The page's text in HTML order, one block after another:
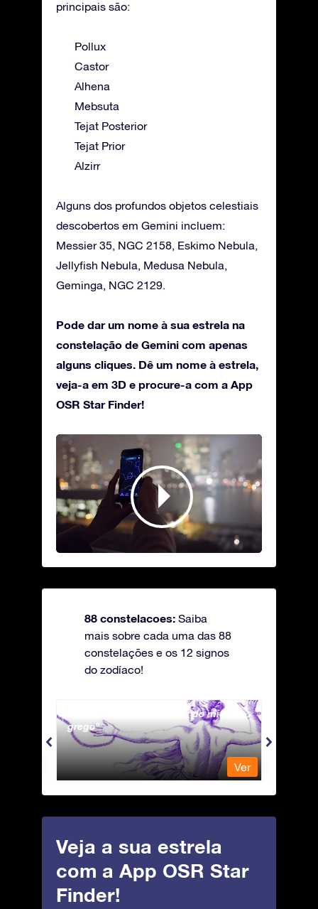
principais são:
Pollux
Castor
Alhena
Mebsuta
Tejat Posterior
Tejat Prior
Alzirr
Alguns dos profundos objetos celestiais
descobertos em Gemini incluem:
Messier 35, NGC 2158, Eskimo Nebula,
Jellyfish Nebula, Medusa Nebula,
Geminga, NGC 2129.
Pode dar um nome à sua estrela na
constelação de Gemini com apenas
alguns cliques. Dê um nome à estrela,
veja-a em 3D e procure-a com a App
OSR Star Finder!
88 constelacoes: Saiba
mais sobre cada uma das 88
constelações e os 12 signos
do zodíaco!
Andromeda - A Princesa do mito
grego
Ver
Veja a sua estrela
com a App OSR Star
Finder!